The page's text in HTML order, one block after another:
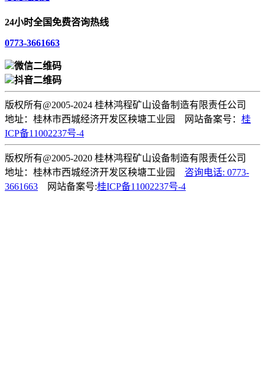
24小时全国免费咨询热线
0773-3661663
微信二维码
抖音二维码
版权所有@2005-2024 桂林鸿程矿山设备制造有限责任公司
地址：桂林市西城经济开发区秧塘工业园 网站备案号： 桂
ICP备11002237号-4
版权所有@2005-2020 桂林鸿程矿山设备制造有限责任公司
地址：桂林市西城经济开发区秧塘工业园 咨询电话: 0773-
3661663 网站备案号:桂ICP备11002237号-4